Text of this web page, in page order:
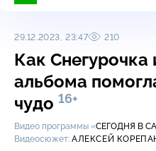
29.12.2023, 23:47 210
Как Снегурочка
альбома
чудо 16+
Видео программы «СЕГОДНЯ В
Видеосюжет: АЛЕКСЕЙ